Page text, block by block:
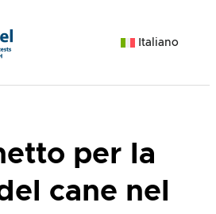
Italiano
per la
cane nel